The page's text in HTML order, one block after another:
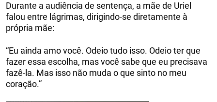
Durante a audiência de sentença, a mãe de Uriel
falou entre lágrimas, dirigindo-se diretamente à
própria mãe:
“Eu ainda amo você. Odeio tudo isso. Odeio ter que
fazer essa escolha, mas você sabe que eu precisava
fazê-la. Mas isso não muda o que sinto no meu
coração.”